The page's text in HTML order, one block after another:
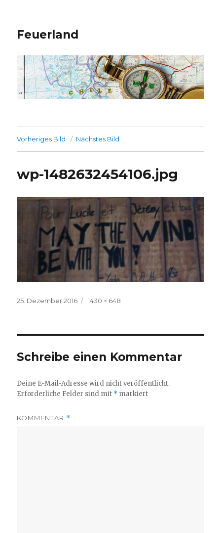
Feuerland
Vorheriges Bild Nächstes Bild
wp-1482632454106.jpg
Veröffentlicht
25. Dezember 2016
Volle
1430 × 648
Schreibe einen Kommentar
Deine E-Mail-Adresse wird nicht veröffentlicht.
Erforderliche Felder sind mit * markiert
KOMMENTAR *